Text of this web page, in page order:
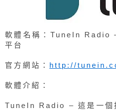
軟體名稱：TuneIn Radio
平台
官方網站： http://
軟體介紹：
TuneIn Radio – 這是一個